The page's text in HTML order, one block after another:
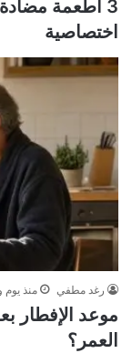
3 أطعمة
اختصاصية
رغد مطفي منذ يوم
موعد الإفطار
العمر؟